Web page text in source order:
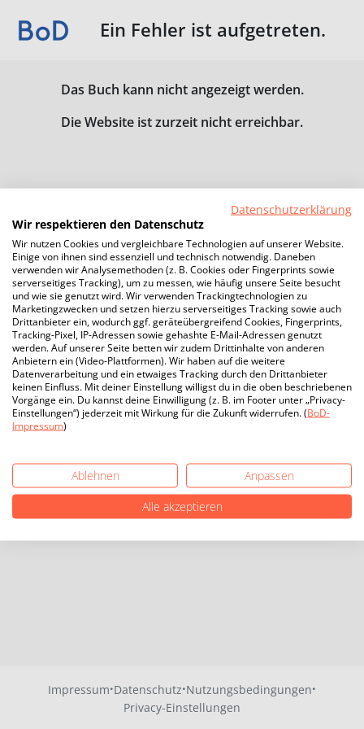
Ein Fehler ist aufgetreten.
Das Buch kann nicht angezeigt werden.
Die Website ist zurzeit nicht erreichbar.
Impressum·Datenschutz·Nutzungsbedingungen·
Privacy-Einstellungen
Datenschutzerklärung
Wir respektieren den Datenschutz
Wir nutzen Cookies und vergleichbare Technologien auf unserer Website.
Einige von ihnen sind essenziell und technisch notwendig. Daneben
verwenden wir Analysemethoden (z. B. Cookies oder Fingerprints sowie
serverseitiges Tracking), um zu messen, wie häufig unsere Seite besucht
und wie sie genutzt wird. Wir verwenden Trackingtechnologien zu
Marketingzwecken und setzen hierzu serverseitiges Tracking sowie auch
Drittanbieter ein, wodurch ggf. geräteübergreifend Cookies, Fingerprints,
Tracking-Pixel, IP-Adressen sowie gehashte E-Mail-Adressen genutzt
werden. Auf unserer Seite betten wir zudem Drittinhalte von anderen
Anbietern ein (Video-Plattformen). Wir haben auf die weitere
Datenverarbeitung und ein etwaiges Tracking durch den Drittanbieter
keinen Einfluss. Mit deiner Einstellung willigst du in die oben beschriebenen
Vorgänge ein. Du kannst deine Einwilligung (z. B. im Footer unter „Privacy-
Einstellungen“) jederzeit mit Wirkung für die Zukunft widerrufen. (BoD-
Impressum)
Ablehnen
Anpassen
Alle akzeptieren